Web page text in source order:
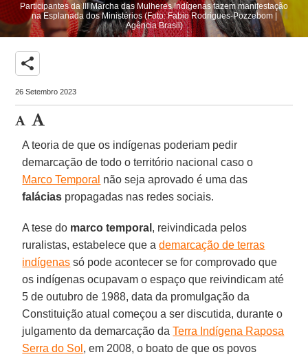
Participantes da III Marcha das Mulheres Indígenas fazem manifestação
na Esplanada dos Ministérios (Foto: Fabio Rodrigues-Pozzebom |
Agência Brasil)
share
26 Setembro 2023
A teoria de que os indígenas poderiam pedir
demarcação de todo o território nacional caso o
Marco Temporal não seja aprovado é uma das
falácias propagadas nas redes sociais.
A tese do marco temporal , reivindicada pelos
ruralistas, estabelece que ademarcação de terras
indígenas só pode acontecer se for comprovado que
os indígenas ocupavam o espaço que reivindicam até
5 de outubro de 1988, data da promulgação da
Constituição atual começou a ser discutida, durante o
julgamento da demarcação daTerra Indígena Raposa
Serra do Sol , em 2008, o boato de que os povos